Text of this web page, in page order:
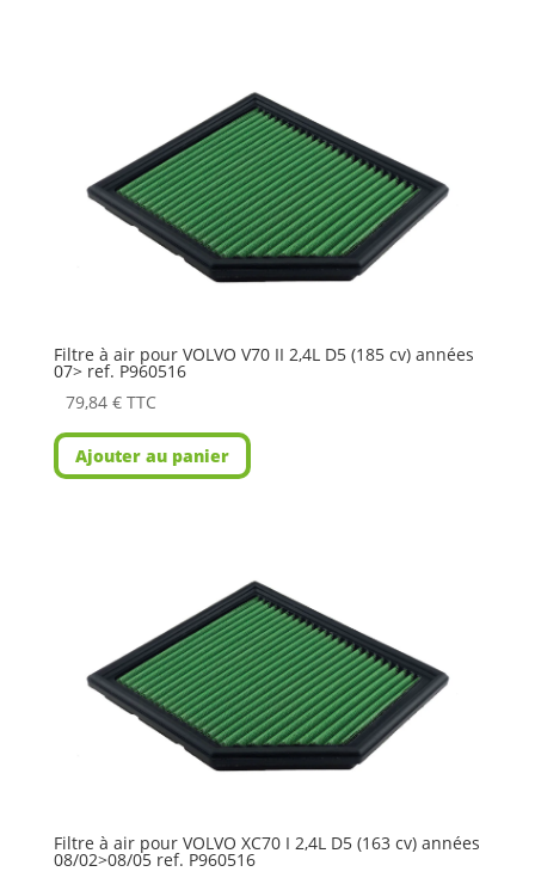
Filtre à air pour VOLVO V70 II 2,4L D5 (185 cv) années
07> ref. P960516
79,84 € TTC
Ajouter au panier
Filtre à air pour VOLVO XC70 I 2,4L D5 (163 cv) années
08/02>08/05 ref. P960516